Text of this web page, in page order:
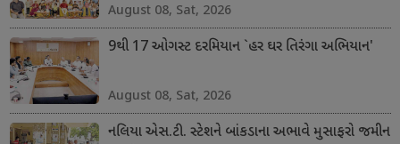
August 08, Sat, 2026
9થી 17 ઓગસ્ટ દરમિયાન `હર ઘર તિરંગા અભિયાન'
August 08, Sat, 2026
નલિયા એસ.ટી. સ્ટેશને બાંકડાના અભાવે મુસાફરો જમીન